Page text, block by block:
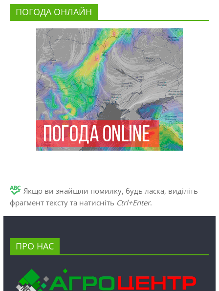
ПОГОДА ОНЛАЙН
Якщо ви знайшли помилку, будь ласка, виділіть
фрагмент тексту та натисніть Ctrl+Enter.
ПРО НАС